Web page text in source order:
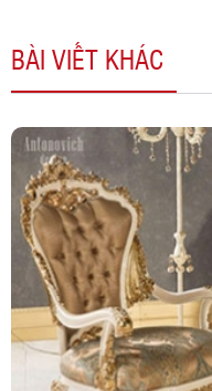
BÀI VIẾT KHÁC